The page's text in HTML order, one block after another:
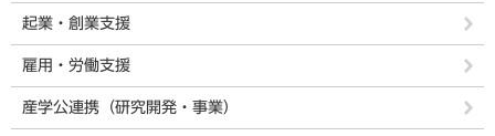
起業・創業支援
雇用・労働支援
産学公連携（研究開発・事業）